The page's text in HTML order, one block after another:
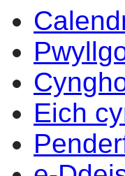
Eich